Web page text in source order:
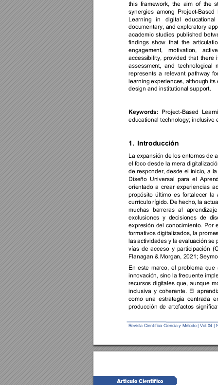
Revista Científica Ciencia y Método | Vol.04 |
this framework, the aim of the
synergies among Project-Based
Learning
in digital
educational
documentary, and exploratory
academic studies published
findings show that the
engagement,
motivation,
accessibility, provided that there
assessment,
and technological
represents a relevant pathway
learning experiences, although its
design and institutional support.
Keywords: Project-Based
educational technology; inclusive
1. Introducción
La expansión de los entornos de
el foco desde la mera
de responder, desde el inicio, a
Diseño Universal para el
orientado a crear experiencias
propósito úl timo es fortalecer la
currículo rígido. De hecho, la
muchas
barreras al
exclusiones
y decisiones de di
expresión del conocimiento. Por
formativos digitalizados, la
las actividades y la evaluación se
vías de acceso y participación
Flanagan & Morgan, 2021;
En este marco, el problema que
innovación, sino la frecuente
recursos digitales que, aunque
inclusiva y coherente. El
como una estrategia centrada
producción de artefactos
Artículo Científico